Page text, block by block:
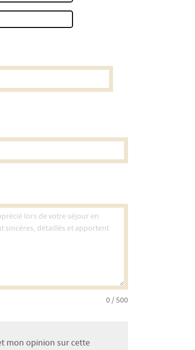
0/ 500
mon opinion sur cette